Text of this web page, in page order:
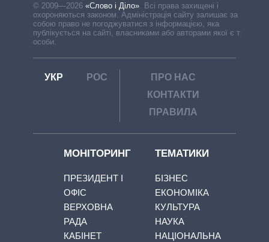
© 2009—2026 «Слово і Діло» Всі права захищені і
охороняються законом. Адміністрація сайту залишає за
собою право не погоджуватися з інформацією, яка
публікується на сайті, власниками або авторами якої є треті
особи.
УКР РОС
ПРО НАС
КОНТАКТИ
ПРАВИЛА
МОНІТОРИНГ
ПРЕЗИДЕНТ І
ОФІС
ВЕРХОВНА
РАДА
КАБІНЕТ
ТЕМАТИКИ
БІЗНЕС
ЕКОНОМІКА
КУЛЬТУРА
НАУКА
НАЦІОНАЛЬНА